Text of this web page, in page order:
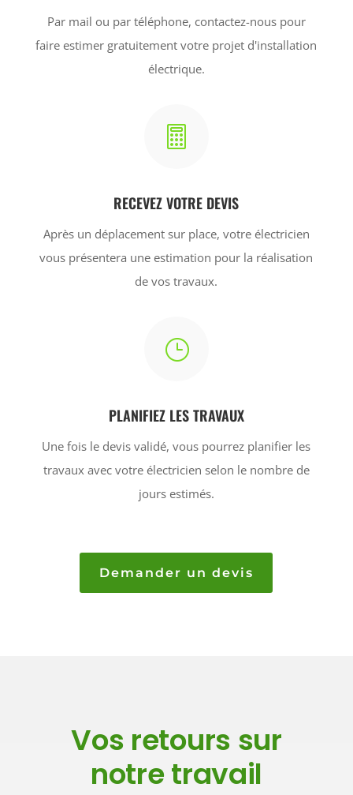
Par mail ou par téléphone, contactez-nous pour
faire estimer gratuitement votre projet d'installation
électrique.

RECEVEZ VOTRE DEVIS
Après un déplacement sur place, votre électricien
vous présentera une estimation pour la réalisation
de vos travaux.
}
PLANIFIEZ LES TRAVAUX
Une fois le devis validé, vous pourrez planifier les
travaux avec votre électricien selon le nombre de
jours estimés.
Demander un devis
Vos retours sur
notre travail